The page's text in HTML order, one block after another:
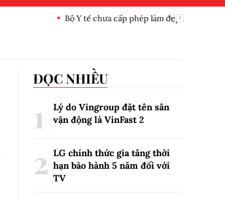
bằng tế bào gốc người
ĐỌC NHIỀU
Lý do Vingroup đặt tên sân
vận động là VinFast2
LG chính thức gia tăng thời
hạn bảo hành 5 năm đối với
TV